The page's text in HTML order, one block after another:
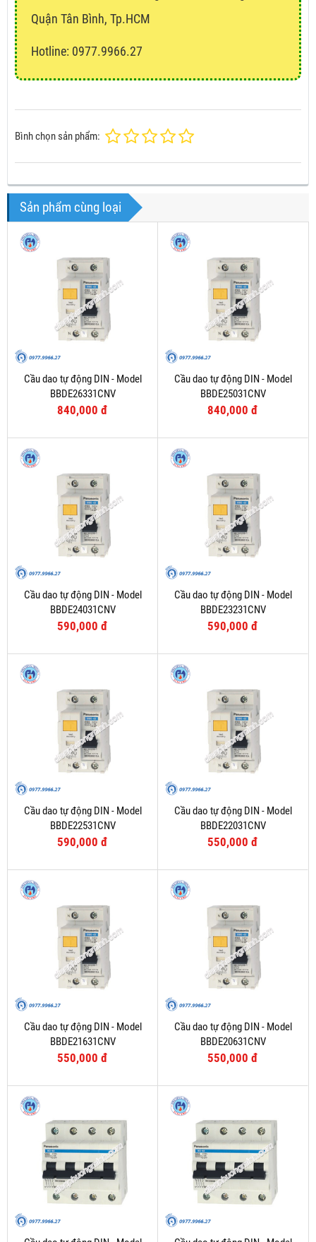
Quận Tân Bình, Tp.HCM
Hotline: 0977.9966.27
Bình chọn sản phẩm:
Sản phẩm cùng loại
Cầu dao tự động DIN - Model
BBDE26331CNV
840,000 đ
Cầu dao tự động DIN - Model
BBDE25031CNV
840,000 đ
Cầu dao tự động DIN - Model
BBDE24031CNV
590,000 đ
Cầu dao tự động DIN - Model
BBDE23231CNV
590,000 đ
Cầu dao tự động DIN - Model
BBDE22531CNV
590,000 đ
Cầu dao tự động DIN - Model
BBDE22031CNV
550,000 đ
Cầu dao tự động DIN - Model
BBDE21631CNV
550,000 đ
Cầu dao tự động DIN - Model
BBDE20631CNV
550,000 đ